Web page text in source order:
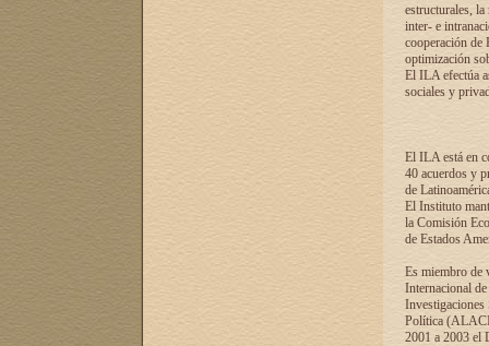
estructurales,
inter- e
cooperación de
optimización
El ILA efectúa
sociales y
El ILA está en
40 acuerdos y
de
El Instituto
la Comisión
de Estados
Es miembro de
Internacional
Investigaciones
Política
2001 a 2003 el